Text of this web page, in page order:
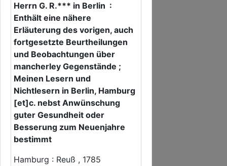
Herrn G. R.*** in Berlin :
Enthält eine nähere
Erläuterung des vorigen, auch
fortgesetzte Beurtheilungen
und Beobachtungen über
mancherley Gegenstände ;
Meinen Lesern und
Nichtlesern in Berlin, Hamburg
[et]c. nebst Anwünschung
guter Gesundheit oder
Besserung zum Neuenjahre
bestimmt
Hamburg : Reuß , 1785